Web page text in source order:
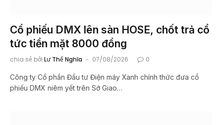
Cổ phiếu DMX lên sàn HOSE, chốt trả cổ
tức tiền mặt 8000 đồng
chia sẻ bởi Lư Thế Nghĩa 07/08/2026 0
Công ty Cổ phần Đầu tư Điện máy Xanh chính thức đưa cổ
phiếu DMX niêm yết trên Sở Giao…